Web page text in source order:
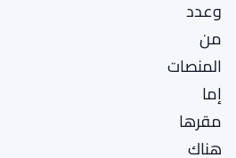
وعدد
من
المنصات
إما
مقرها
هناك